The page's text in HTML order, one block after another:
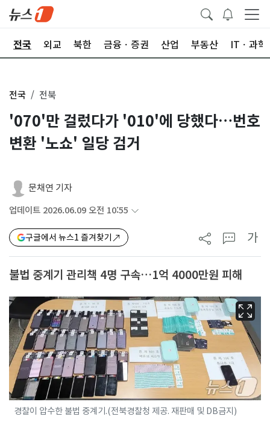
전국 외교 북한 금융ㆍ증권 산업 부동산 ITㆍ과학
전국 전북
'070'만 걸렀다가 '010'에 당했다…번호
변환 '노쇼' 일당 검거
문채연 기자
업데이트 2026.06.09 오전 10:55
구글에서 뉴스1 즐겨찾기 가
불법 중계기 관리책 4명 구속…1억 4000만원 피해
경찰이 압수한 불법 중계기.(전북경찰청 제공. 재판매 및 DB금지)